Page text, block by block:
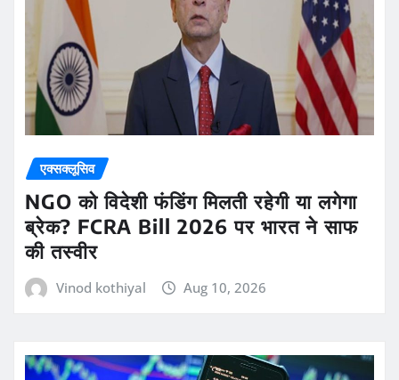
एक्सक्लूसिव
NGO को विदेशी फंडिंग मिलती रहेगी या लगेगा
ब्रेक? FCRA Bill 2026 पर भारत ने साफ
की तस्वीर
Vinod kothiyal Aug 10, 2026